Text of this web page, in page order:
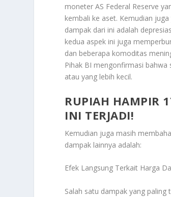
moneter AS Federal Reserve
kembali ke aset. Kemudian
dampak dari ini adalah
kedua aspek ini juga
dan beberapa komoditas
Pihak BI mengonfirmasi
atau yang lebih kecil.
RUPIAH HAMPIR
INI TERJADI!
Kemudian juga masih
dampak lainnya adalah:
Efek Langsung Terkait Harga
Salah satu dampak yang